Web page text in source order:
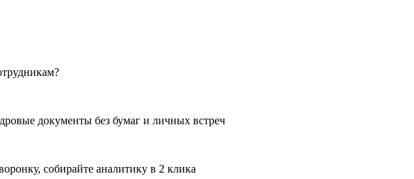
документы без бумаг и личных встреч
собирайте аналитику в 2 клика